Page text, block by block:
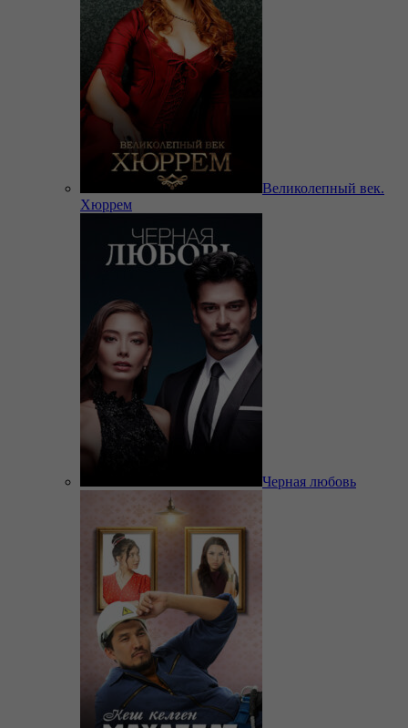
Великолепный век.
Хюррем
Черная любовь